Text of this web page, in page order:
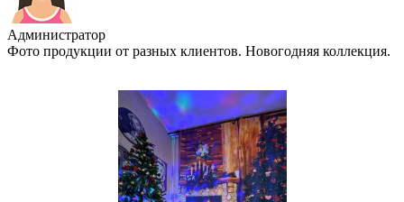
Администратор
Фото продукции от разных клиентов. Новогодняя коллекция.